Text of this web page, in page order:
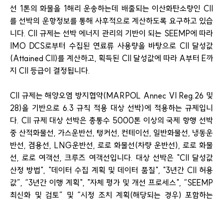
선 1톤의 화물을 1해리 운송하는데 배출되는 이산화탄소량인 CII
를 선박의 운항정보를 통해 사후적으로 계산하도록 요구하고 있습
니다. CII 규제는 선박 에너지 관리의 기반이 되는 SEEMP에 따라
IMO DCS로부터 수집된 연료류 사용량을 바탕으로 CII 달성값
(Attained CII)를 계산하고, 획득된 CII 달성값에 따라 A부터 E까
지 CII 등급이 결정됩니다.
CII 규제는 해양오염 방지협약(MARPOL Annec VI Reg.26 및
28)을 기반으로 6.3 규칙 적용 대상 선박)에 적용하는 규제입니
다. CII 규제 대상 선박은 총통수 5000톤 이상의 국제 항행 선박
중 산적화물선, 가스운반선, 탱커선, 컨테이선, 일반화물선, 냉동운
반선, 겸용선, LNG운반선, 로로 화물선(차량 운반선), 로로 화물
선, 로로 여객선, 크루즈 여객선입니다. 대상 선박은 "CII 달성값
산정 방법", "데이터 수집 계획 및 데이터 품질", "3년간 CII 허용
값”, “3년간 이행 계획", "자체 평가 및 개선 프로세스", “SEEMP
최신화 및 검토” 및 “시정 조치 계획(해당되는 경우) 포함하는